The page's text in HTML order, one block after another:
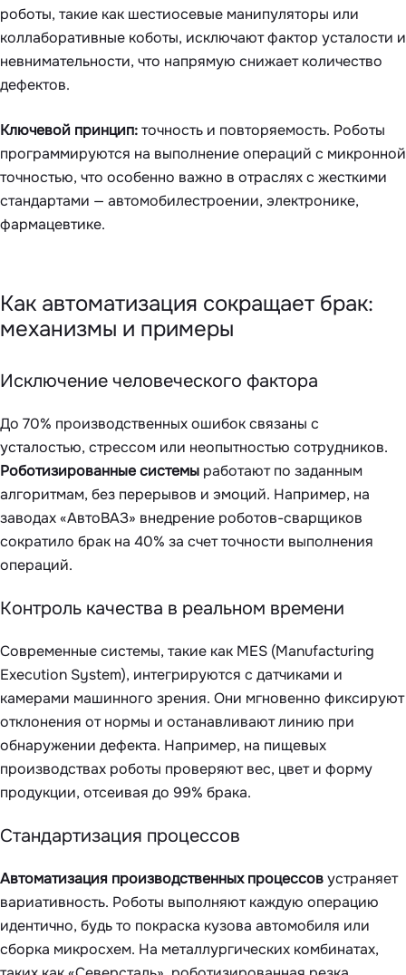
роботы, такие как шестиосевые манипуляторы или
коллаборативные коботы, исключают фактор усталости и
невнимательности, что напрямую снижает количество
дефектов.
Ключевой принцип:точность и повторяемость. Роботы
программируются на выполнение операций с микронной
точностью, что особенно важно в отраслях с жесткими
стандартами — автомобилестроении, электронике,
фармацевтике.
Как автоматизация сокращает брак:
механизмы и примеры
Исключение человеческого фактора
До 70% производственных ошибок связаны с
усталостью, стрессом или неопытностью сотрудников.
Роботизированные системы работают по заданным
алгоритмам, без перерывов и эмоций. Например, на
заводах «АвтоВАЗ» внедрение роботов-сварщиков
сократило брак на 40% за счет точности выполнения
операций.
Контроль качества в реальном времени
Современные системы, такие как MES (Manufacturing
Execution System), интегрируются с датчиками и
камерами машинного зрения. Они мгновенно фиксируют
отклонения от нормы и останавливают линию при
обнаружении дефекта. Например, на пищевых
производствах роботы проверяют вес, цвет и форму
продукции, отсеивая до 99% брака.
Стандартизация процессов
Автоматизация производственных процессовустраняет
вариативность. Роботы выполняют каждую операцию
идентично, будь то покраска кузова автомобиля или
сборка микросхем. На металлургических комбинатах,